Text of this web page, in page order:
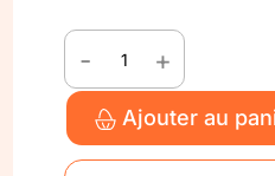
quantité
Extension
Lilémø
- +
Ajouter au